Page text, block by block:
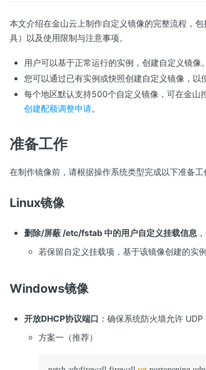
本文介绍在金山云上制作自定义镜像的完整流程，
具）以及使用限制与注意事项。
用户可以基于正常运行的实例，创建自定义镜像
您可以通过已有实例或快照创建自定义镜像，以
每个地区默认支持500个自定义镜像，可在金山
创建配额调整申请。
准备工作
在制作镜像前，请根据操作系统类型完成以下准备
Linux镜像
删除/屏蔽 /etc/fstab 中的用户自定义挂载信息
若保留自定义挂载项，基于该镜像创建的实
Windows镜像
开放DHCP协议端口 ：确保系统防火墙允许
方案一（推荐）